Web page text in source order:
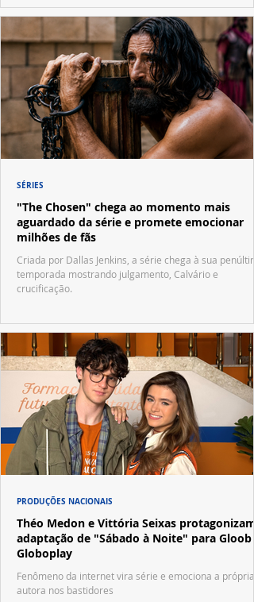
"The Chosen" chega ao momento mais
aguardado da série e promete emocionar
milhões de fãs
Criada por Dallas Jenkins, a série chega à sua
temporada mostrando julgamento, Calvário e
crucificação.
SÉRIES
Théo Medon e Vittória Seixas protagonizam
adaptação de "Sábado à Noite" para Gloob e
Globoplay
Fenômeno da internet vira série e emociona a própria
autora nos bastidores
PRODUÇÕES NACIONAIS